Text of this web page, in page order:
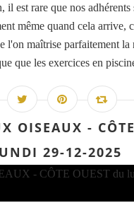
il est rare que nos adhérents
même quand cela arrive,
l'on maîtrise parfaitement la
que les exercices en
OISEAUX -
29-12-2025